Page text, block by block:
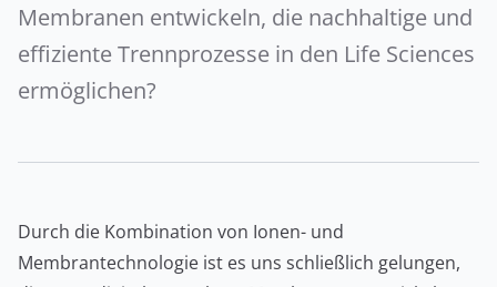
Membranen entwickeln, die nachhaltige und
effiziente Trennprozesse in den Life Sciences
ermöglichen?
Durch die Kombination von Ionen- und
Membrantechnologie ist es uns schließlich gelungen,